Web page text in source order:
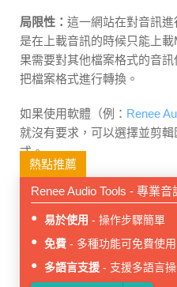
局限性： 這一網站在對音訊
是在上載音訊的時候只能上
果需要對其他檔案格式的音
把檔案格式進行轉換。
如果使用軟體（例： Renee
就沒有要求，可以選擇並剪
式。
熱點推薦
Renee Audio Tools - 專業
易於使用
操作步驟簡單
免費
多種功能可免費使用
多語言支援
支援多語言